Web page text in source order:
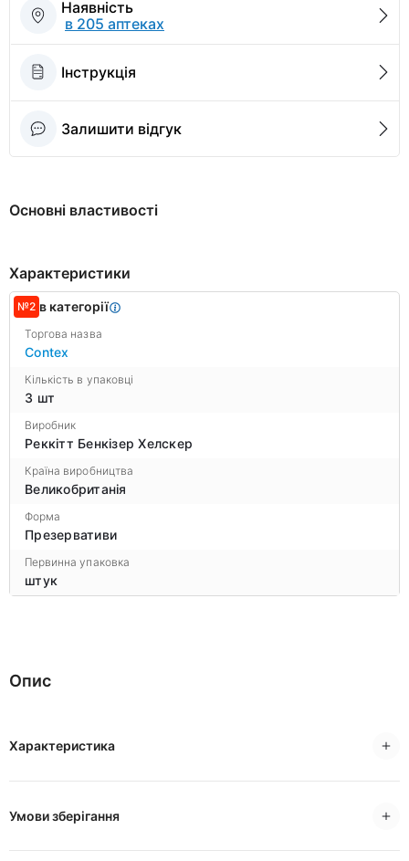
Наявність
в 205 аптеках
Інструкція
Залишити відгук
Основні властивості
Характеристики
№2 в категорії
Торгова назва
Contex
Кількість в упаковці
3 шт
Виробник
Реккітт Бенкізер Хелскер
Країна виробництва
Великобританія
Форма
Презервативи
Первинна упаковка
штук
Опис
Характеристика
Умови зберігання